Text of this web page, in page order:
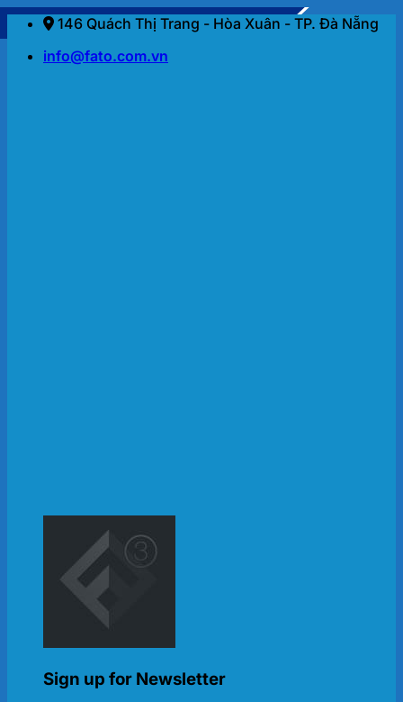
qua
146 Quách Thị Trang - Hòa Xuân - TP. Đà Nẵng
info@fato.com.vn
Sign up for Newsletter